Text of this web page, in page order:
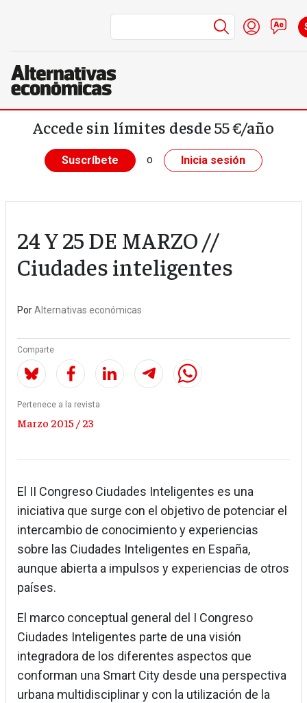
Pasar al contenido principal
Menú de
Iniciar
Accede sin límites desde 55 €/año
Suscríbete o Inicia sesión
24 Y 25 DE MARZO //
Ciudades inteligentes
PorAlternativas económicas
Comparte
Pertenece a la revista
Marzo 2015 / 23
El II Congreso Ciudades Inteligentes es una
iniciativa que surge con el objetivo de potenciar el
intercambio de conocimiento y experiencias
sobre las Ciudades Inteligentes en España,
aunque abierta a impulsos y experiencias de otros
países.
El marco conceptual general del I Congreso
Ciudades Inteligentes parte de una visión
integradora de los diferentes aspectos que
conforman una Smart City desde una perspectiva
urbana multidisciplinar y con la utilización de la